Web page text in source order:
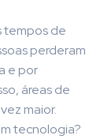
tempos de
perderam
e por
áreas de
maior.
tecnologia?